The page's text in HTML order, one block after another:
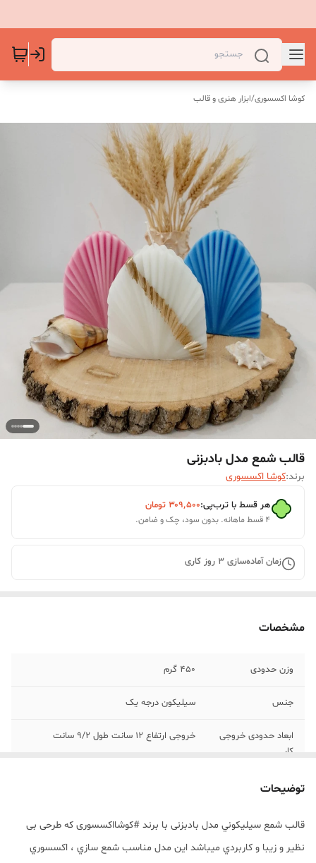
کوشا اکسسوری/ابزار هنری و قالب
قالب شمع مدل بادبزنی
برند:کوشا اکسسوری
هر قسط با ترب‌پی:۳۰۹٬۵۰۰ تومان
۴ قسط ماهانه. بدون سود، چک و ضامن.
زمان آماده‌سازی 3 روز کاری
مشخصات
وزن حدودی 450 گرم
جنس سیلیکون درجه یک
ابعاد حدودی خروجی
کار
خروجی ارتفاع 12 سانت طول 9/2 سانت
توضیحات
قالب شمع سيليکوني مدل بادبزنی با برند #کوشااکسسوری که طرحی بی
نظیر و زیبا و کاربردي ميباشد این مدل مناسب شمع سازي ، اکسسوري